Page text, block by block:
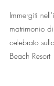
Immergiti
matrimonio
celebrato
Beach Resort